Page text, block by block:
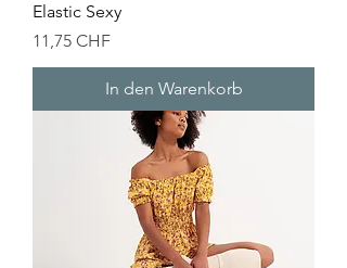
Elastic Sexy
Preis
11,75 CHF
In den Warenkorb